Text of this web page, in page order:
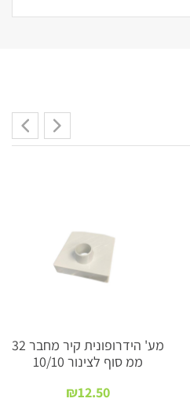
מע' הידרופונית קיר מחבר 32
ממ סוף לצינור 10/10
₪12.50